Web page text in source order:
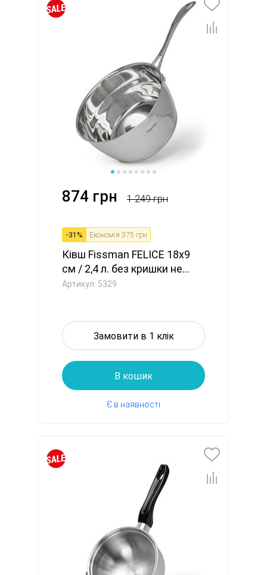
874 грн 1 249 грн
-31 % Економія 375 грн
Ківш Fissman FELICE 18x9
см / 2,4 л. без кришки не...
Артикул: 5329
Замовити в 1 клік
В кошик
Є в наявності